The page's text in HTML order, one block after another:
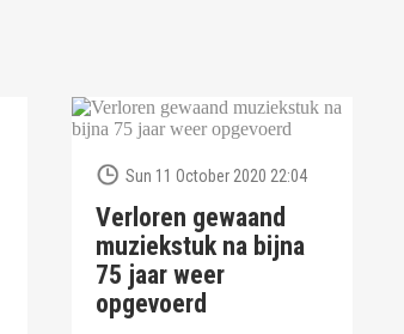
Sun 11 October 2020 22:04
Verloren gewaand
muziekstuk na bijna
75 jaar weer
opgevoerd